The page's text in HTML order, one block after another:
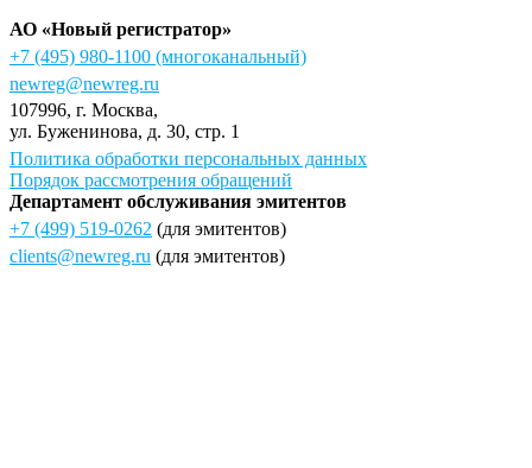
АО «Новый регистратор»
+7 (495) 980-1100 (многоканальный)
newreg@newreg.ru
107996, г. Москва,
ул. Буженинова, д. 30, стр. 1
Политика обработки персональных данных
Порядок рассмотрения обращений
Департамент обслуживания эмитентов
+7 (499) 519-0262 (для эмитентов)
clients@newreg.ru (для эмитентов)